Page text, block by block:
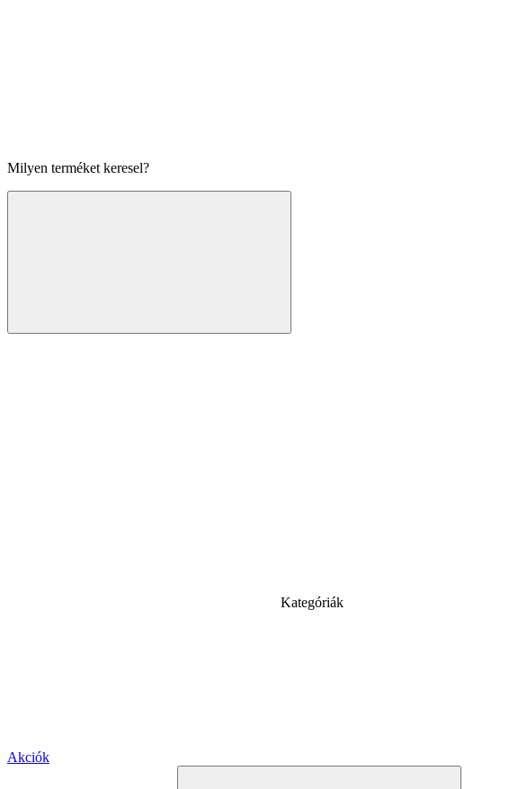
Milyen terméket keresel?
Kategóriák
Akciók